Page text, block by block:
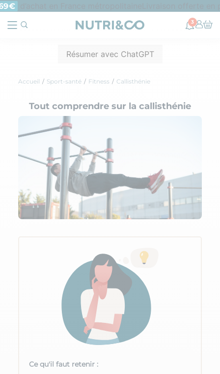
d’achat en France métropolitaine
3
Résumer avec ChatGPT
Accueil Sport-santé Fitness Callisthénie
Tout comprendre sur la callisthénie
Ce qu'il faut retenir :